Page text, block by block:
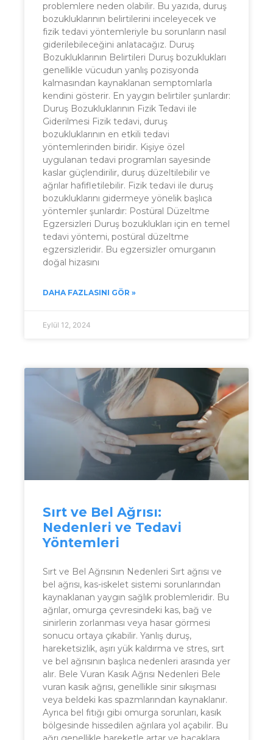
problemlere neden olabilir. Bu yazıda, duruş
bozukluklarının belirtilerini inceleyecek ve
fizik tedavi yöntemleriyle bu sorunların nasıl
giderilebileceğini anlatacağız. Duruş
Bozukluklarının Belirtileri Duruş bozuklukları
genellikle vücudun yanlış pozisyonda
kalmasından kaynaklanan semptomlarla
kendini gösterir. En yaygın belirtiler şunlardır:
Duruş Bozukluklarının Fizik Tedavi ile
Giderilmesi Fizik tedavi, duruş
bozukluklarının en etkili tedavi
yöntemlerinden biridir. Kişiye özel
uygulanan tedavi programları sayesinde
kaslar güçlendirilir, duruş düzeltilebilir ve
ağrılar hafifletilebilir. Fizik tedavi ile duruş
bozukluklarını gidermeye yönelik başlıca
yöntemler şunlardır: Postüral Düzeltme
Egzersizleri Duruş bozuklukları için en temel
tedavi yöntemi, postüral düzeltme
egzersizleridir. Bu egzersizler omurganın
doğal hizasını
DAHA FAZLASINI GÖR »
Eylül 12, 2024
Sırt ve Bel Ağrısı:
Nedenleri ve Tedavi
Yöntemleri
Sırt ve Bel Ağrısının Nedenleri Sırt ağrısı ve
bel ağrısı, kas-iskelet sistemi sorunlarından
kaynaklanan yaygın sağlık problemleridir. Bu
ağrılar, omurga çevresindeki kas, bağ ve
sinirlerin zorlanması veya hasar görmesi
sonucu ortaya çıkabilir. Yanlış duruş,
hareketsizlik, aşırı yük kaldırma ve stres, sırt
ve bel ağrısının başlıca nedenleri arasında yer
alır. Bele Vuran Kasık Ağrısı Nedenleri Bele
vuran kasık ağrısı, genellikle sinir sıkışması
veya beldeki kas spazmlarından kaynaklanır.
Ayrıca bel fıtığı gibi omurga sorunları, kasık
bölgesinde hissedilen ağrılara yol açabilir. Bu